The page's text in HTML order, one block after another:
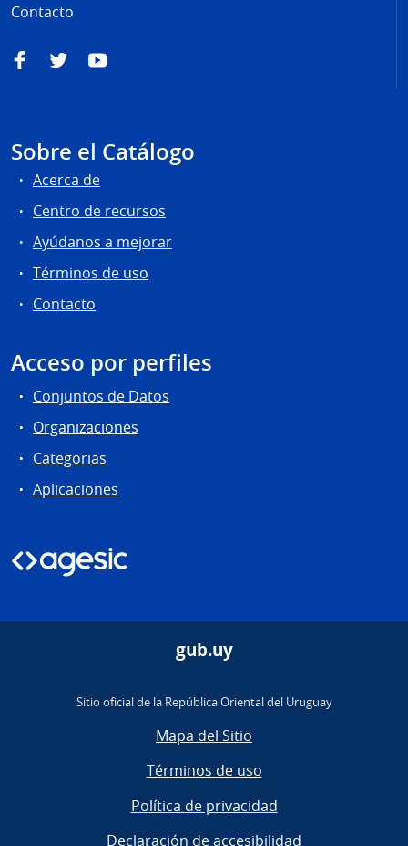
Contacto
FacebookTwitterYouTube
Sobre el Catálogo
Acerca de
Centro de recursos
Ayúdanos a mejorar
Términos de uso
Contacto
Acceso por perfiles
Conjuntos de Datos
Organizaciones
Categorias
Aplicaciones
gub.uy
Sitio oficial de la República Oriental del Uruguay
Mapa del Sitio
Términos de uso
Política de privacidad
Declaración de accesibilidad